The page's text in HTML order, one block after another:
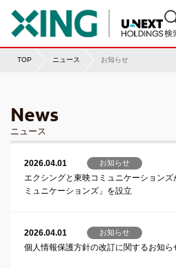
TOP ニュース お知らせ
News
ニュース
2026.04.01 お知らせ
エクシングと東映コミュニケーション
ミュニケーションズ」を設立
2026.04.01 お知らせ
個人情報保護方針の改訂に関するお知ら